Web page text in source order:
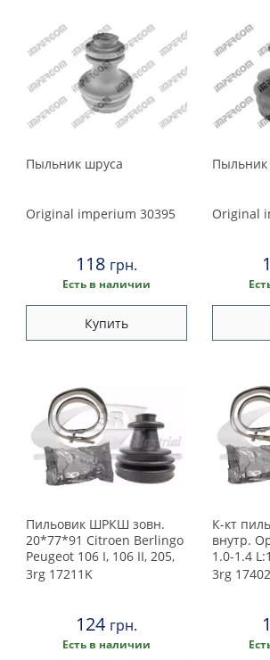
Пыльник шруса
Original imperium 30395
118 грн.
Есть в наличии
Купить
Пыльник
Original
Пильовик ШРКШ зовн.
20*77*91 Citroen Berlingo
Peugeot 106 I, 106 II, 205,
205 I, 205 II, 306, 309 I 1.0-
3rg 17211K
124 грн.
Есть в наличии
К-кт
внутр.
1.0-1.4
3rg